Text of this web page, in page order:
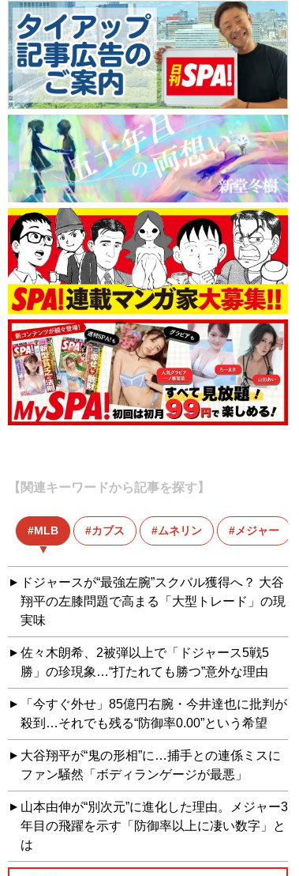
【関連キーワードから記事を探す】
MLB カブス ムネリン メジャー
ドジャースが“最強左腕”スクバル獲得へ？ 大谷
翔平の左膝問題で高まる「大型トレード」の現
実味
佐々木朗希、2被弾以上で「ドジャース5戦5
勝」の珍現象…“打たれても勝つ”意外な理由
「今すぐ外せ」85億円右腕・今井達也に批判が
殺到…それでも残る“防御率0.00”という希望
大谷翔平が“鬼の形相”に…捕手との連係ミスに
ファン騒然「ボディランゲージが最悪」
山本由伸が“別次元”に進化した理由。メジャー3
年目の飛躍を示す「防御率以上に凄い数字」と
は